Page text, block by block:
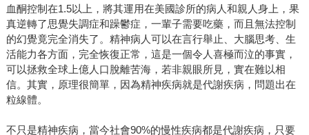
血酮控制在1.5以上，將其運用在美國診所的病人和親人身上，果
真逆轉了思覺失調症和躁鬱症，一輩子需要吃藥，而且無法控制
的幻覺竟完全消失了。精神病人可以在言行舉止、大腦思考、生
活能力各方面，完全恢復正常，這是一個令人喜極而泣的事實，
可以拯救全球上億人口脫離苦海，若非親眼所見，實在難以相
信。其實，原理很簡單，因為精神疾病就是代謝疾病，問題出在
粒線體。
不只是精神疾病，當今社會90%的慢性疾病都是代謝疾病，只要